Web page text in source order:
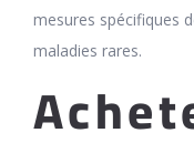
mesures spécifiques
maladies rares.